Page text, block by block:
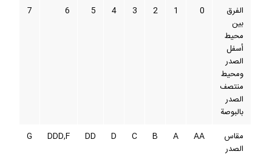
الفرق
بين
محيط
أسفل
الصدر
ومحيط
منتصف
الصدر
بالبوصة
0
1
2
3
4
5
6
7
مقاس
الصدر
AA
A
B
C
D
DD
DDD,F
G